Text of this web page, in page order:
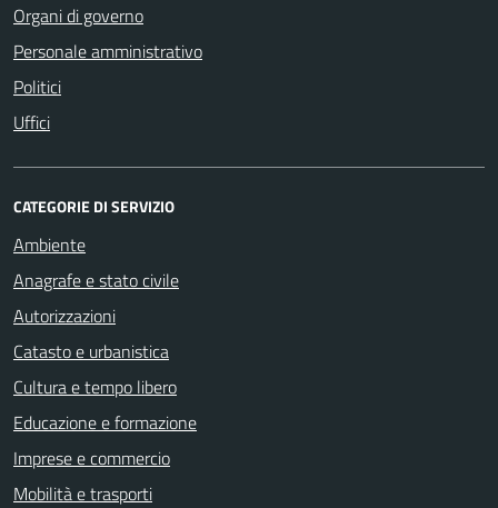
Organi di governo
Personale amministrativo
Politici
Uffici
CATEGORIE DI SERVIZIO
Ambiente
Anagrafe e stato civile
Autorizzazioni
Catasto e urbanistica
Cultura e tempo libero
Educazione e formazione
Imprese e commercio
Mobilità e trasporti